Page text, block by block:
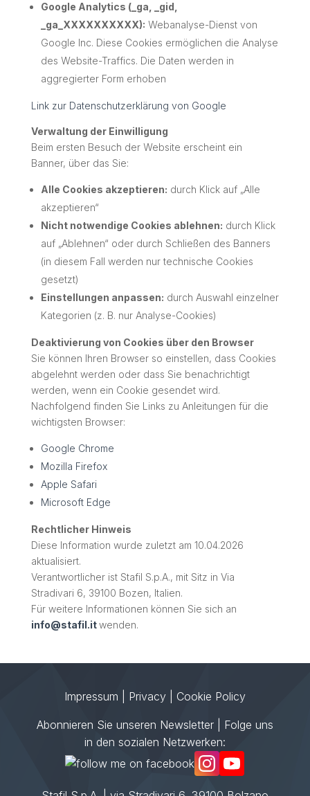
Google Analytics (_ga, _gid,
_ga_XXXXXXXXXX): Webanalyse-Dienst von
Google Inc. Diese Cookies ermöglichen die Analyse
des Website-Traffics. Die Daten werden in
aggregierter Form erhoben
Link zur Datenschutzerklärung von Google
Verwaltung der Einwilligung
Beim ersten Besuch der Website erscheint ein
Banner, über das Sie:
Alle Cookies akzeptieren: durch Klick auf „Alle
akzeptieren“
Nicht notwendige Cookies ablehnen: durch Klick
auf „Ablehnen“ oder durch Schließen des Banners
(in diesem Fall werden nur technische Cookies
gesetzt)
Einstellungen anpassen: durch Auswahl einzelner
Kategorien (z. B. nur Analyse-Cookies)
Deaktivierung von Cookies über den Browser
Sie können Ihren Browser so einstellen, dass Cookies
abgelehnt werden oder dass Sie benachrichtigt
werden, wenn ein Cookie gesendet wird.
Nachfolgend finden Sie Links zu Anleitungen für die
wichtigsten Browser:
Google Chrome
Mozilla Firefox
Apple Safari
Microsoft Edge
Rechtlicher Hinweis
Diese Information wurde zuletzt am 10.04.2026
aktualisiert.
Verantwortlicher ist Stafil S.p.A., mit Sitz in Via
Stradivari 6, 39100 Bozen, Italien.
Für weitere Informationen können Sie sich an
info@stafil.itwenden.
Impressum Privacy| Cookie Policy
Abonnieren Sie unseren Newsletter| Folge uns
in den sozialen Netzwerken: